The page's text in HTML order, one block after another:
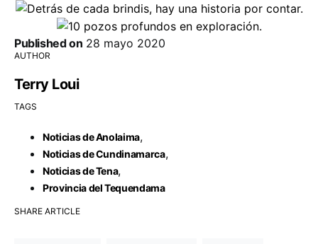
Published on 28 mayo 2020
AUTHOR
Terry Loui
TAGS
Noticias de Anolaima,
Noticias de Cundinamarca,
Noticias de Tena,
Provincia del Tequendama
SHARE ARTICLE